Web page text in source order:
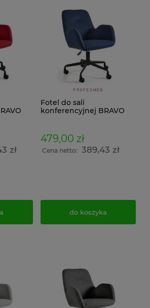
zł
Fotel do sali
konferencyjnej BRAVO
wysokości siedziska
tapicerowane ciemno
niebieski
479,00 zł
Cena netto: 389,43 zł
do koszyka